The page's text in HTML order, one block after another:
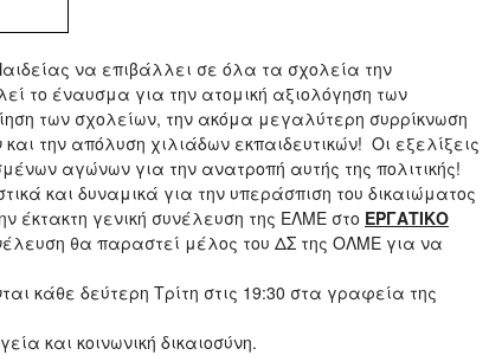
να επιβάλλει σε όλα τα σχολεία την
το έναυσμα για την ατομική αξιολόγηση των
των σχολείων, την ακόμα μεγαλύτερη συρρίκνωση
την απόλυση χιλιάδων εκπαιδευτικών! Οι εξελίξεις
αγώνων για την ανατροπή αυτής της πολιτικής!
και δυναμικά για την υπεράσπιση του δικαιώματος
έκτακτη γενική συνέλευση της ΕΛΜΕ στο ΕΡΓΑΤΙΚΟ
θα παραστεί μέλος του ΔΣ της ΟΛΜΕ για να
κάθε δεύτερη Τρίτη στις 19:30 στα γραφεία της
και κοινωνική δικαιοσύνη.